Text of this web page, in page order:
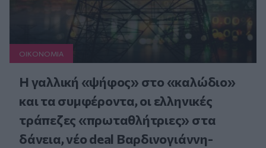
ΟΙΚΟΝΟΜΙΑ
Η γαλλική «ψήφος» στο «καλώδιο»
και τα συμφέροντα, οι ελληνικές
τράπεζες «πρωταθλήτριες» στα
δάνεια, νέο deal Βαρδινογιάννη-